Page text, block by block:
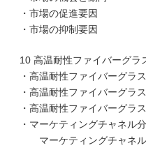
・市場の促進要因
・市場の抑制要因
10 高温耐性ファイバーグラ
・高温耐性ファイバーグラ
・高温耐性ファイバーグラ
・高温耐性ファイバーグラ
・マーケティングチャネル
マーケティングチャネル